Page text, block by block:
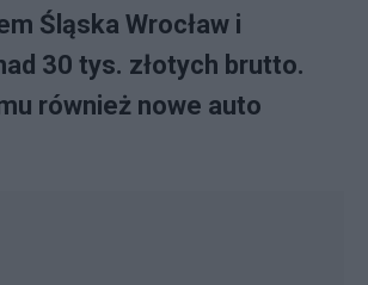
Śląska Wrocław i
30 tys. złotych brutto.
również nowe auto